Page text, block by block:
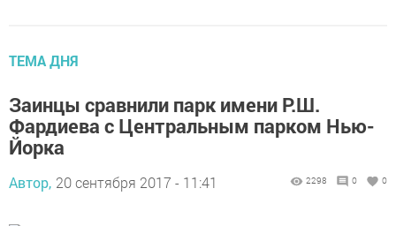
ТЕМА ДНЯ
Заинцы сравнили парк имени Р.Ш.
Фардиева с Центральным парком Нью-
Йорка
Автор, 20 сентября 2017 - 11:41 2298 0 0